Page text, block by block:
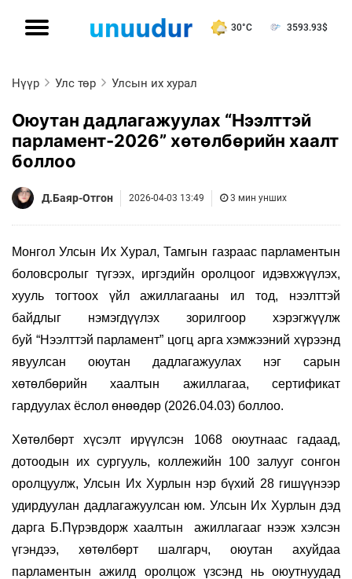
30°C 3593.93$
Нүүр Улс төр Улсын их хурал
Оюутан дадлагажуулах “Нээлттэй
парламент-2026” хөтөлбөрийн хаалт
боллоо
Д.Баяр-Отгон 2026-04-03 13:49 3 мин унших
Монгол Улсын Их Хурал, Тамгын газраас парламентын
боловсролыг түгээх, иргэдийн оролцоог идэвхжүүлэх,
хууль тогтоох үйл ажиллагааны ил тод, нээлттэй
байдлыг нэмэгдүүлэх зорилгоор хэрэгжүүлж
буй “Нээлттэй парламент” цогц арга хэмжээний хүрээнд
явуулсан оюутан дадлагажуулах нэг сарын
хөтөлбөрийн хаалтын ажиллагаа, сертификат
гардуулах ёслол өнөөдөр (2026.04.03) боллоо.
Хөтөлбөрт хүсэлт ирүүлсэн 1068 оюутнаас гадаад,
дотоодын их сургууль, коллежийн 100 залууг сонгон
оролцуулж,Улсын Их Хурлын нэр бүхий 28 гишүүнээр
удирдуулан дадлагажуулсан юм. Улсын Их Хурлын дэд
дарга Б.Пүрэвдорж хаалтын ажиллагааг нээж хэлсэн
үгэндээ, хөтөлбөрт шалгарч, оюутан ахуйдаа
парламентын ажилд оролцож үзсэнд нь оюутнуудад